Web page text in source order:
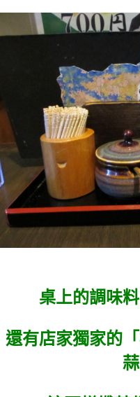
桌上的調味
還有店家獨家的